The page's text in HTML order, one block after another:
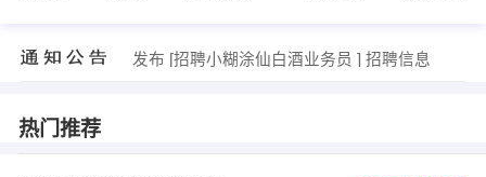
发布 [招聘小糊涂仙白酒业务员 ] 招聘信息
热门推荐